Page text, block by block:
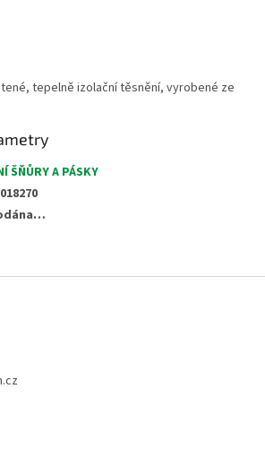
tepelně izolační těsnění, vyrobené ze
ŠŇŮRY A PÁSKY